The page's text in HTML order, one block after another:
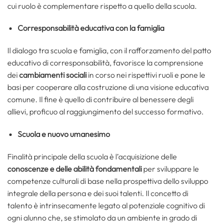
cui ruolo è complementare rispetto a quello della scuola.
Corresponsabilità educativa con la famiglia
Il dialogo tra scuola e famiglia, con il rafforzamento del patto
educativo di corresponsabilità, favorisce la comprensione
deicambiamenti sociali in corso nei rispettivi ruoli e pone le
basi per cooperare alla costruzione di una visione educativa
comune. Il fine è quello di contribuire al benessere degli
allievi, proficuo al raggiungimento del successo formativo.
Scuola e nuovo umanesimo
Finalità principale della scuola è l’acquisizione delle
conoscenze e delle abilità fondamentali per sviluppare le
competenze culturali di base nella prospettiva dello sviluppo
integrale della persona e dei suoi talenti. Il concetto di
talento è intrinsecamente legato al potenziale cognitivo di
ogni alunno che, se stimolato da un ambiente in grado di